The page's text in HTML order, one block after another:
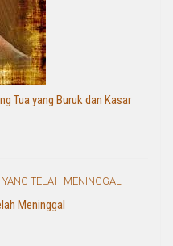
Tua yang Buruk dan Kasar
Meninggal